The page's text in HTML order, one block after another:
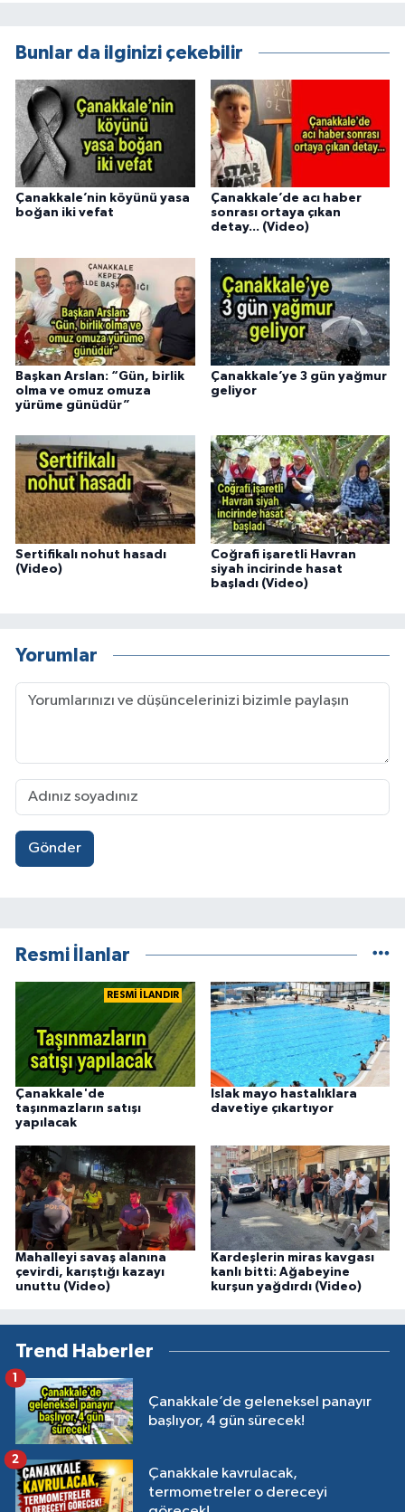
Bunlar da ilginizi çekebilir
Çanakkale’nin köyünü yasa
boğan iki vefat
Çanakkale’de acı haber
sonrası ortaya çıkan
detay... (Video)
Başkan Arslan: “Gün, birlik
olma ve omuz omuza
yürüme günüdür”
Çanakkale’ye 3 gün yağmur
geliyor
Sertifikalı nohut hasadı
(Video)
Coğrafi işaretli Havran
siyah incirinde hasat
başladı (Video)
Yorumlar
Gönder
Resmi İlanlar
RESMİ İLANDIR
Çanakkale'de
taşınmazların satışı
yapılacak
Islak mayo hastalıklara
davetiye çıkartıyor
Mahalleyi savaş alanına
çevirdi, karıştığı kazayı
unuttu (Video)
Kardeşlerin miras kavgası
kanlı bitti: Ağabeyine
kurşun yağdırdı (Video)
Trend Haberler
Çanakkale’de geleneksel panayır
başlıyor, 4 gün sürecek!
1
Çanakkale kavrulacak,
termometreler o dereceyi
2